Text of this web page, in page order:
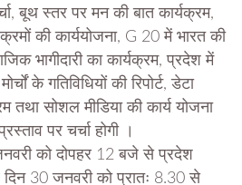
बूथ स्तर पर मन की बात कार्यक्रम,
की कार्ययोजना, G 20 में भारत की
भागीदारी का कार्यक्रम, प्रदेश में
के गतिविधियों की रिपोर्ट, डेटा
तथा सोशल मीडिया की कार्य योजना
पर चर्चा होगी ।
को दोपहर 12 बजे से प्रदेश
30 जनवरी को प्रातः 8.30 से